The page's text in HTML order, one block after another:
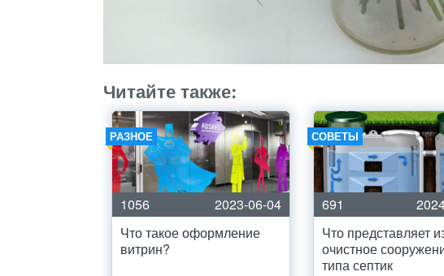
Читайте также:
РАЗНОЕ
1056
2023-06-04
Что такое оформление
витрин?
СОВЕТЫ
691
Что представляет
очистное
типа септик